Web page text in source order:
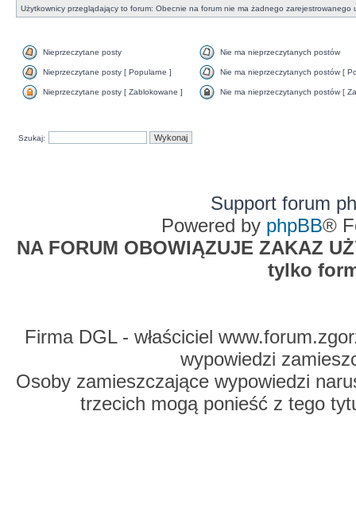
Użytkownicy przeglądający to forum: Obecnie na forum nie ma żadnego zarejestrowanego
Nieprzeczytane posty Nie ma nieprzeczytanych postów
Nieprzeczytane posty [ Popularne ] Nie ma nieprzeczytanych postów [
Nieprzeczytane posty [ Zablokowane ] Nie ma nieprzeczytanych postów [
Szukaj:
Support forum
Powered by phpBB®
NA FORUM OBOWIĄZUJE ZAKAZ
tylko
Firma DGL - właściciel
wypowiedzi
Osoby zamieszczające wypowiedzi
trzecich mogą ponieść z tego